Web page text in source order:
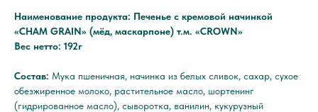
Наименование продукта: Печенье с кремовой начинкой
«CHAM GRAIN» (мёд, маскарпоне) т.м. «CROWN»
Вес нетто: 192г
Состав: Мука пшеничная, начинка из белых сливок, сахар, сухое
обезжиренное молоко, растительное масло, шортенинг
(гидрированное масло), сыворотка, ванилин, кукурузный